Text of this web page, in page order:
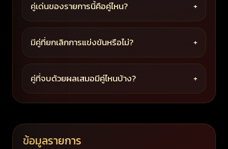
คู่เด่นของรายการนี้คือคู่ไหน? +
มีคู่ที่ยกเลิกการแข่งขันหรือไม่? +
คู่ที่จบด้วยผลเสมอมีคู่ไหนบ้าง? +
ข้อมูลรายการ